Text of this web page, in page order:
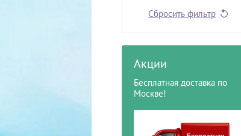
Сбросить фильтр
Акции
Бесплатная доставка по
Москве!